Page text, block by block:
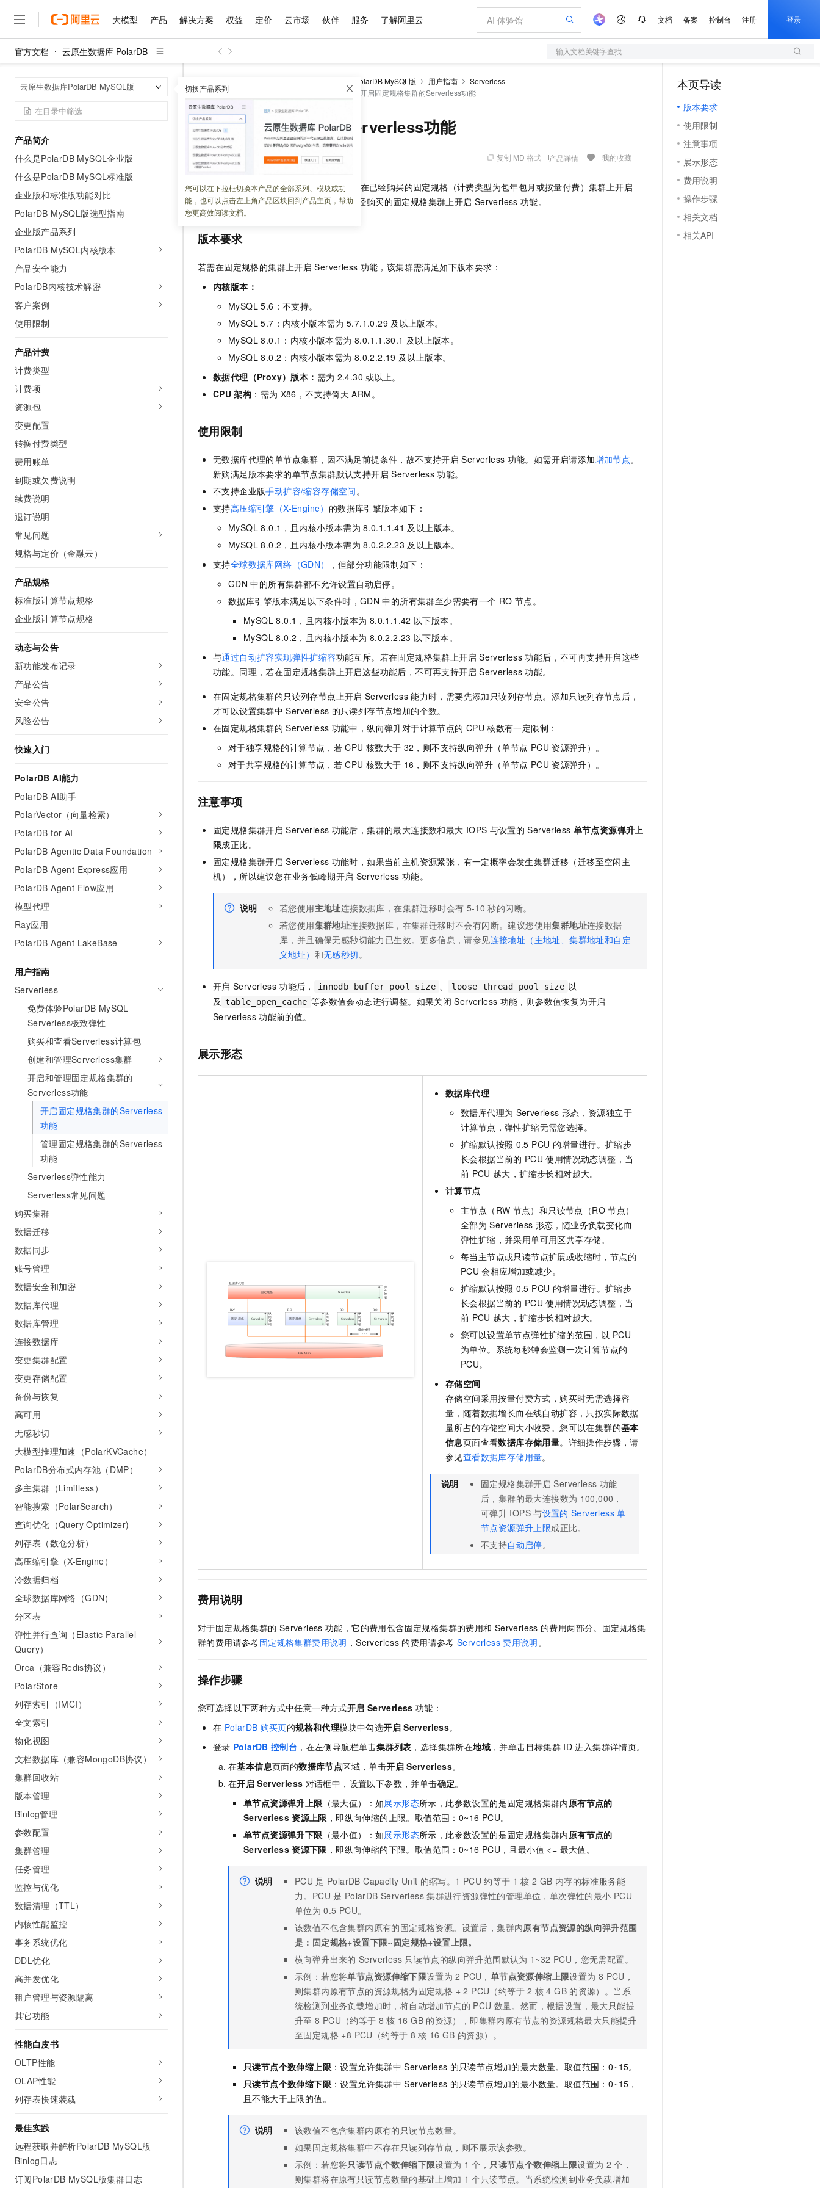
大模型 产品 解决方案 权益 定价 云市场 伙伴 服务 了解阿里云 文档 备案 控制台 注册 登录
官方文档 云原生数据库 PolarDB 输入文档关键字查找
云原生数据库PolarDB MySQL版 切换产品系列
您可以在下拉框切换本产品的全部系列、模块或功
能，也可以点击左上角产品区块回到产品主页，帮助
您更高效阅读文档。
产品简介
什么是PolarDB MySQL企业版
什么是PolarDB MySQL标准版
企业版和标准版功能对比
PolarDB MySQL版选型指南
企业版产品系列
PolarDB MySQL内核版本
产品安全能力
PolarDB内核技术解密
客户案例
使用限制
产品计费
计费类型
计费项
资源包
变更配置
转换付费类型
费用账单
到期或欠费说明
续费说明
退订说明
常见问题
规格与定价（金融云）
产品规格
标准版计算节点规格
企业版计算节点规格
动态与公告
新功能发布记录
产品公告
安全公告
风险公告
快速入门
PolarDB AI能力
PolarDB AI助手
PolarVector（向量检索）
PolarDB for AI
PolarDB Agentic Data Foundation
PolarDB Agent Express应用
PolarDB Agent Flow应用
模型代理
Ray应用
PolarDB Agent LakeBase
用户指南
Serverless
免费体验PolarDB MySQL
Serverless极致弹性
购买和查看Serverless计算包
创建和管理Serverless集群
开启和管理固定规格集群的
Serverless功能
开启固定规格集群的Serverless
功能
管理固定规格集群的Serverless
功能
Serverless弹性能力
Serverless常见问题
购买集群
数据迁移
数据同步
账号管理
数据安全和加密
数据库代理
数据库管理
连接数据库
变更集群配置
变更存储配置
备份与恢复
高可用
无感秒切
大模型推理加速（PolarKVCache）
PolarDB分布式内存池（DMP）
多主集群（Limitless）
智能搜索（PolarSearch）
查询优化（Query Optimizer)
列存表（数仓分析）
高压缩引擎（X-Engine）
冷数据归档
全球数据库网络（GDN）
分区表
弹性并行查询（Elastic Parallel
Query）
Orca（兼容Redis协议）
PolarStore
列存索引（IMCI）
全文索引
物化视图
文档数据库（兼容MongoDB协议）
集群回收站
版本管理
Binlog管理
参数配置
集群管理
任务管理
监控与优化
数据清理（TTL）
内核性能监控
事务系统优化
DDL优化
高并发优化
租户管理与资源隔离
其它功能
性能白皮书
OLTP性能
OLAP性能
列存表快速装载
最佳实践
远程获取并解析PolarDB MySQL版
Binlog日志
订阅PolarDB MySQL版集群日志
云原生数据库PolarDB MySQL版 用户指南
Serverless
开启和管理固定规格集群的Serverless功能
开启固定规格集群的Serverless功能
开启固定规格集群的Serverless功能
更新时间：2026-08-05 08:11:23 复制 MD 格式 产品详情 我的收藏
开启固定规格集群的 Serverless 功能是指在已经购买的固定规格（计费类型为包年包月 或按量付费）集群上开启
Serverless 功能。本文为您介绍如何在已经购买的固定规格集群上开启 Serverless 功能。
版本要求
若需在固定规格的集群上开启 Serverless 功能，该集群需满足如下版本要求：
内核版本：
MySQL 5.6 ：不支持。
MySQL 5.7 ：内核小版本需为 5.7.1.0.29 及以上版本。
MySQL 8.0.1 ：内核小版本需为 8.0.1.1.30.1 及以上版本。
MySQL 8.0.2 ：内核小版本需为 8.0.2.2.19 及以上版本。
数据代理（Proxy）版本： 需为 2.4.30 或以上。
CPU 架构 ：需为 X86 ，不支持倚天 ARM。
使用限制
无数据库代理的单节点集群，因不满足前提条件，故不支持开启 Serverless 功能。如需开启请添加增加节点。
新购满足版本要求的单节点集群默认支持开启 Serverless 功能。
不支持企业版手动扩容/缩容存储空间。
支持高压缩引擎（X-Engine） 的数据库引擎版本如下：
MySQL 8.0.1 ，且内核小版本需为 8.0.1.1.41 及以上版本。
MySQL 8.0.2 ，且内核小版本需为 8.0.2.2.23 及以上版本。
支持全球数据库网络（GDN）
，但部分功能限制如下：
GDN 中的所有集群都不允许设置自动启停。
数据库引擎版本满足以下条件时，GDN 中的所有集群至少需要有一个 RO 节点。
MySQL 8.0.1 ，且内核小版本为 8.0.1.1.42 以下版本。
MySQL 8.0.2 ，且内核小版本为 8.0.2.2.23 以下版本。
与通过自动扩容实现弹性扩缩容功能互斥。若在固定规格集群上开启 Serverless 功能后，不可再支持开启这些
功能。同理，若在固定规格集群上开启这些功能后，不可再支持开启 Serverless 功能。
在固定规格集群的只读列存节点上开启 Serverless 能力时，需要先添加只读列存节点。添加只读列存节点后，
才可以设置集群中 Serverless 的只读列存节点增加的个数。
在固定规格集群的 Serverless 功能中，纵向弹升对于计算节点的 CPU 核数有一定限制：
对于独享规格的计算节点，若 CPU 核数大于 32，则不支持纵向弹升（单节点 PCU 资源弹升）。
对于共享规格的计算节点，若 CPU 核数大于 16，则不支持纵向弹升（单节点 PCU 资源弹升）。
注意事项
固定规格集群开启 Serverless 功能后，集群的最大连接数和最大 IOPS 与设置的 Serverless 单节点资源弹升上
限成正比。
固定规格集群开启 Serverless 功能时，如果当前主机资源紧张，有一定概率会发生集群迁移（迁移至空闲主
机），所以建议您在业务低峰期开启 Serverless 功能。
说明 若您使用主地址连接数据库，在集群迁移时会有 5-10 秒的闪断。
若您使用集群地址连接数据库，在集群迁移时不会有闪断。建议您使用集群地址连接数据
库，并且确保无感秒切能力已生效。更多信息，请参见连接地址（主地址、集群地址和自定
义地址） 和无感秒切。
开启 Serverless 功能后， innodb_buffer_pool_size 、 loose_thread_pool_size 以
及 table_open_cache 等参数值会动态进行调整。如果关闭 Serverless 功能，则参数值恢复为开启
Serverless 功能前的值。
展示形态
数据库代理
数据库代理为 Serverless 形态，资源独立于
计算节点，弹性扩缩无需您选择。
扩缩默认按照 0.5 PCU 的增量进行。扩缩步
长会根据当前的 PCU 使用情况动态调整，当
前 PCU 越大，扩缩步长相对越大。
计算节点
主节点（RW 节点）和只读节点（RO 节点）
全部为 Serverless 形态，随业务负载变化而
弹性扩缩，并采用单可用区共享存储。
每当主节点或只读节点扩展或收缩时，节点的
PCU 会相应增加或减少。
扩缩默认按照 0.5 PCU 的增量进行。扩缩步
长会根据当前的 PCU 使用情况动态调整，当
前 PCU 越大，扩缩步长相对越大。
您可以设置单节点弹性扩缩的范围，以 PCU
为单位。系统每秒钟会监测一次计算节点的
PCU。
存储空间
存储空间采用按量付费方式，购买时无需选择容
量，随着数据增长而在线自动扩容，只按实际数据
量所占的存储空间大小收费。您可以在集群的基本
信息页面查看数据库存储用量。详细操作步骤，请
参见查看数据库存储用量。
说明 固定规格集群开启 Serverless 功能
后，集群的最大连接数为 100,000，
可弹升 IOPS 与设置的 Serverless 单
节点资源弹升上限成正比。
不支持自动启停。
费用说明
对于固定规格集群的 Serverless 功能，它的费用包含固定规格集群的费用和 Serverless 的费用两部分。固定规格集
群的费用请参考固定规格集群费用说明 ，Serverless 的费用请参考 Serverless 费用说明 。
操作步骤
您可选择以下两种方式中任意一种方式开启 Serverless 功能：
在 PolarDB 购买页的规格和代理模块中勾选开启 Serverless。
登录 PolarDB 控制台 ，在左侧导航栏单击集群列表 ，选择集群所在地域 ，并单击目标集群 ID 进入集群详情页。
在基本信息页面的数据库节点区域，单击开启 Serverless。
在开启 Serverless 对话框中，设置以下参数，并单击确定。
单节点资源弹升上限 （最大值）：如展示形态所示，此参数设置的是固定规格集群内原有节点的
Serverless 资源上限 ，即纵向伸缩的上限。取值范围：0~16 PCU。
单节点资源弹升下限 （最小值）：如展示形态所示，此参数设置的是固定规格集群内原有节点的
Serverless 资源下限 ，即纵向伸缩的下限。取值范围：0~16 PCU，且最小值 <= 最大值。
说明 PCU 是 PolarDB Capacity Unit 的缩写。1 PCU 约等于 1 核 2 GB 内存的标准服务能
力。PCU 是 PolarDB Serverless 集群进行资源弹性的管理单位，单次弹性的最小 PCU
单位为 0.5 PCU。
该数值不包含集群内原有的固定规格资源。设置后，集群内原有节点资源的纵向弹升范围
是：固定规格+设置下限~固定规格+设置上限。
横向弹升出来的 Serverless 只读节点的纵向弹升范围默认为 1~32 PCU，您无需配置。
示例：若您将单节点资源伸缩下限设置为 2 PCU， 单节点资源伸缩上限设置为 8 PCU，
则集群内原有节点的资源规格为固定规格 + 2 PCU（约等于 2 核 4 GB 的资源）。当系
统检测到业务负载增加时，将自动增加节点的 PCU 数量。然而，根据设置，最大只能提
升至 8 PCU（约等于 8 核 16 GB 的资源），即集群内原有节点的资源规格最大只能提升
至固定规格 +8 PCU（约等于 8 核 16 GB 的资源）。
只读节点个数伸缩上限 ：设置允许集群中 Serverless 的只读节点增加的最大数量。取值范围：0~15。
只读节点个数伸缩下限 ：设置允许集群中 Serverless 的只读节点增加的最小数量。取值范围：0~15，
且不能大于上限的值。
说明
该数值不包含集群内原有的只读节点数量。
如果固定规格集群中不存在只读列存节点，则不展示该参数。
示例：若您将只读节点个数伸缩下限设置为 1 个， 只读节点个数伸缩上限设置为 2 个，
则集群将在原有只读节点数量的基础上增加 1 个只读节点。当系统检测到业务负载增加
本页导读
版本要求
使用限制
注意事项
展示形态
费用说明
操作步骤
相关文档
相关API
大模型
千问官方 MaaS 平台，为开发者和 Agent 而生，新用户赠送 1 亿 + tokens 额度
大模型
文本生成
Qwen3.8-Max HOT
智能体时代全能旗舰模型
能看、能想、能动手的多模态智能体模型
Qwen3-VL-Plus
Kimi-K3 NEW
Kimi 最新旗舰模型，长程编程与推理利器
GLM-5.2
图片和视频生成
HappyHorse-1.1-T2V
让文字生成流畅细腻的高质量视频
语音识别与合成
Qwen3-TTS-Flash
大模型服务
千问AI平台-Token Plan NEW
千问AI平台-模型体验
Happy 系列大模型
AI 应用构建
大模型服务平台百炼-应用模版
大模型服务平台百炼-智能体
大模型解决方案
快速部署 Dify，高效搭建 AI 应用
依托云原生高可用架构,实现Dify私有化部署
10 分钟在聊天系统中增加一个 AI 助手
在企业官网、通讯软件中为客户提供 AI 客服
即刻拥有 DeepSeek-R1 满血版
产品
精选产品
人工智能与机器学习
容器
存储
网络与CDN
安全
中间件
媒体服务
企业服务与云通信
域名与网站
终端用户计算
Serverless
开发工具
迁移与运维管理
专有云
精选产品
大模型服务平台百炼
大模型服务与应用平台
千问大模型
多元化、高性能、安全可靠的大模型服务
无影云电脑
随时随地安全接入的云上超级电脑
云解析DNS
云原生大数据计算服务 MaxCompute
域名与网站
对象存储 OSS
一站式AI开发、训练和推理服务
Qoder CN
面向真实软件的智能体编程平台
云原生数据库 PolarDB
轻量应用服务器
数字证书管理服务（原SSL证书）
实现全站HTTPS，呈现可信的WEB访问
短信服务
大数据开发治理平台 DataWorks
解决方案
精选解决方案
AI
大数据
现代化应用
网络
可观测
企业出海
政企业务
精选解决方案
睿译宝，AI翻译排版一步到位
上传文档即自动完成翻译和格式还原
GLM-5.2：长任务时代开源旗舰模型
真正可用的 1M 上下文,一次完成代码全链路开发
Hermes Agent，打造自进化智能体
自主进化，持久记忆，越用越聪明
快速拥有专属 OpenClaw
Qwen Audio：打造专属 AI 语音助手 NEW
即刻拥有 DeepSeek-V4-Pro
轻松解锁专属 DeepSeek-V4-Pro
从聊天伙伴进化为能主动干活的本地数字员工
Claude Code + GStack 打造工程团队
通过阿里云百炼高效搭建AI应用,助力高效开发
低代码高效构建企业门户网站
Agency Agents：拥有专属领域专家
HappyHorse 打造一站式影视创作平台
漫剧工坊：一站式动画创作平台
快速生产连贯的高质量长漫剧
10 分钟搭建微信、支付宝小程序
高效部署网站，快速应用到小程序
权益 普惠上云
普惠上云 官方力荐
云服务器38元/年起，超值低价云产品抢先购
官方推荐返现计划
推荐新用户得奖励，单订单最高返9万
云工开物
高校专属算力普惠，学生认证享300元代金券
免费试用
解决方案免费试用 新老同享
AI 产品 免费试用
140+云产品 免费试用
大模型ACA认证体验
助力企业全员 AI 认知与能力提升
AI 特惠
智启 AI 普惠权益
阿里云 OPC 创新助力计划
至高百万元 Token 补贴，加速一人公司成长
Qwen3.8-Max 首发尝鲜，限时加量 10 倍，夜间低至2折
千问办公，限时限量积分加倍 NEW
AI 场景体验
图文、视频一站生成，高效打造优质广告素材
AI 建站
AI 活动
AI 生产力先锋
先锋实践拓展 AI 生产力的边界
飞天发布时刻
所见，即是所愿
AI 实训营
从基础到进阶，Agent 创客手把手教你
创新加速
定价 产品定价
了解云产品的定价详情
云上成本管理
管理和优化成本
价格计算器
自助选配和估算价格
价格优势
推动算力普惠，释放技术红利
配置报价器
阿里云 OPC 创新助力计划
Token 补贴，五大权
益加速 OPC 成功
云市场 精选商城
网站建设
多端小程序
Salesforce 国际版订阅
友盟天域
观测云
Tuya 物联网平台阿里云版
电子合同
畅捷通
Tableau 订阅
AI空中课堂在线直播课堂（旗舰版）
生态解决方案
行业生态解决方案
开发者生态解决方案
数据与 API
数据集
身份实名认证
短信
OCR 文字识别
发票查验
CRM
OA 办公系统
财税管理
400电话
基础软件
Docker
JAVA
全能环境
APP 开发
专业服务
公司注册
上云迁移
代维服务
伙伴 成为销售伙伴
分销伙伴
咨询伙伴
销售伙伴合作计划
Salesforce On Alibaba Cloud
Consulting Partner 合作计划
AI 大模型销售与服务生态合作计划
成为产品伙伴
产品生态集成认证中心
产品生态伙伴工作台
产品伙伴合作计划
数据库合作计划
云网络合作计划
Salesforce On Alibaba Cloud ISV 合作
服务伙伴合作计划
Al MaaS 服务伙伴赋能合作
伙伴信用分合作计划
更多支持
合作伙伴培训与认证
查询合作伙伴
登录合作伙伴管理后台
服务 售前咨询
在线服务
售后服务
自助服务
工单服务
短信专区
企业增值服务
企业支持计划
企业增值服务台
服务实践
阿里云认证
官网公告
开发者社区
镜像站
我要反馈
我要建议
我要投诉
了解阿里云 为什么选择阿里云
什么是云计算
技术领先
稳定可靠
安全合规
分析师报告
研究报告与白皮书
天池大赛
AI 算法大赛
云开发大赛
入门学习赛
最佳实践
云上春晚
云栖战略参考
云上的中国
看见新力量
金融模力时刻
市场活动
活动全景
魔搭 ModelScope
加入我们
校园招聘